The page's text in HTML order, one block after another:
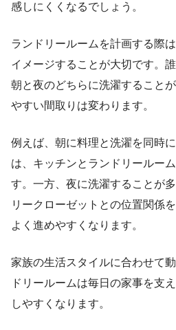
感しにくくなるでしょう。
ランドリールームを計画する際
イメージすることが大切です。
朝と夜のどちらに洗濯すること
やすい間取りは変わります。
例えば、朝に料理と洗濯を同時
は、キッチンとランドリールー
す。一方、夜に洗濯することが
リークローゼットとの位置関係
よく進めやすくなります。
家族の生活スタイルに合わせて
ドリールームは毎日の家事を支
しやすくなります。